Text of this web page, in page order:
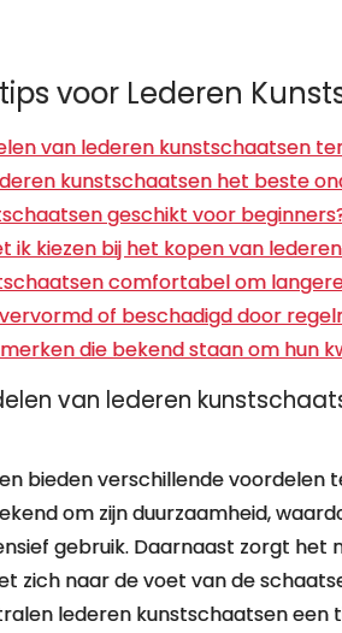
voor Lederen
van lederen kunstschaatsen
kunstschaatsen het beste
geschikt voor
ik kiezen bij het kopen van
comfortabel om
of beschadigd door
die bekend staan om hun
van lederen
bieden verschillende voordelen
om zijn duurzaamheid,
gebruik. Daarnaast zorgt
zich naar de voet van de
lederen kunstschaatsen een